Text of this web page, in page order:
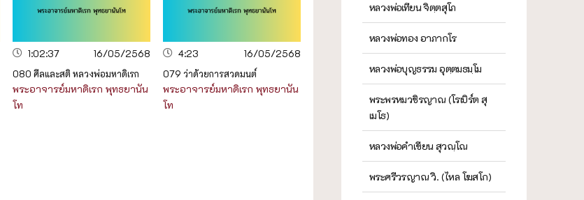
1:02:37
16/05/2568
080 ศีลและสติ หลวงพ่อมหาดิเรก
พระอาจารย์มหาดิเรก พุทธยานัน
โท
4:23
16/05/2568
079 ว่าด้วยการสวดมนต์
พระอาจารย์มหาดิเรก พุทธยานัน
โท
หลวงพ่อเทียน จิตฺตสุโภ
หลวงพ่อทอง อาภากโร
หลวงพ่อบุญธรรม อุตฺตมธมฺโม
พระพรหมวชิรญาณ (โรเบิร์ต สุ
เมโธ)
หลวงพ่อคำเขียน สุวณฺโณ
พระศรีวรญาณ วิ. (ไหล โฆสโก)